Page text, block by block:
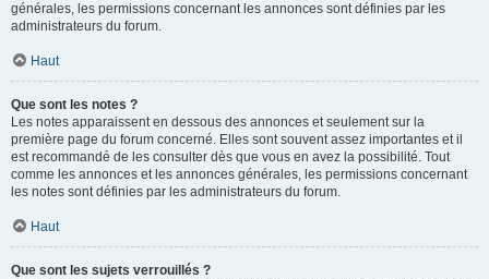
générales, les permissions concernant les annonces sont définies par les
administrateurs du forum.
Haut
Que sont les notes ?
Les notes apparaissent en dessous des annonces et seulement sur la
première page du forum concerné. Elles sont souvent assez importantes et il
est recommandé de les consulter dès que vous en avez la possibilité. Tout
comme les annonces et les annonces générales, les permissions concernant
les notes sont définies par les administrateurs du forum.
Haut
Que sont les sujets verrouillés ?